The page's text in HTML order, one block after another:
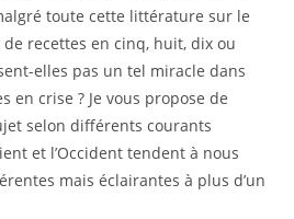
toute cette littérature sur le
recettes en cinq, huit, dix ou
elles pas un tel miracle dans
en crise ? Je vous propose de
selon différents courants
et l’Occident tendent à nous
mais éclairantes à plus d’un